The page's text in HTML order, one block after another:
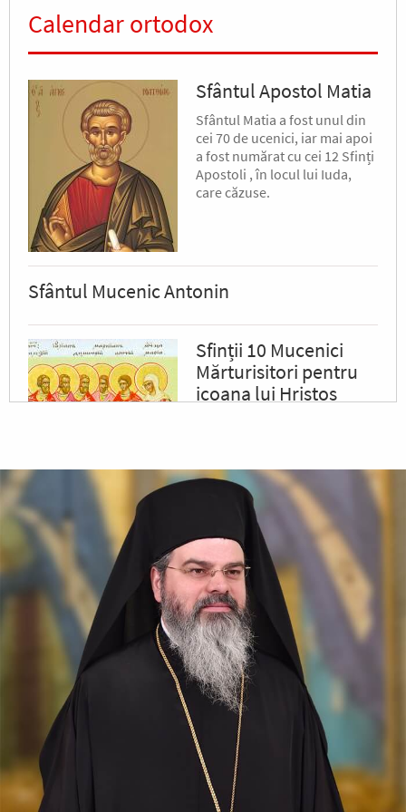
Calendar ortodox
Sfântul Apostol Matia
Sfântul Matia a fost unul din
cei 70 de ucenici, iar mai apoi
a fost numărat cu cei 12 Sfinți
Apostoli , în locul lui Iuda,
care căzuse.
Sfântul Mucenic Antonin
Sfinții 10 Mucenici
Mărturisitori pentru
icoana lui Hristos
Iar tiranul, văzând acest lucru,
a poruncit să le ardă fețele cu
fiare arse,...
✝) Duminica a 10-a
după Rusalii
(Vindecarea
lunaticului)
În vremea aceea s-a apropiat
de Iisus un om, îngenunchind
înaintea Lui și zicându-I:
Doamne, miluiește pe fiul
meu, că este lunatic și
pătimește rău, căci adesea...
Apostolul zilei